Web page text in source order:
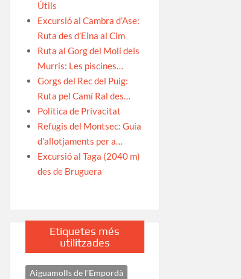
Útils
Excursió al Cambra d’Ase:
Ruta des d’Eina al Cim
Ruta al Gorg del Molí dels
Murris: Les piscines…
Gorgs del Rec del Puig:
Ruta pel Camí Ral des…
Política de Privacitat
Refugis del Montsec: Guia
d’allotjaments per a…
Excursió al Taga (2040 m)
des de Bruguera
Etiquetes més
utilitzades
Aiguamolls de l'Empordà